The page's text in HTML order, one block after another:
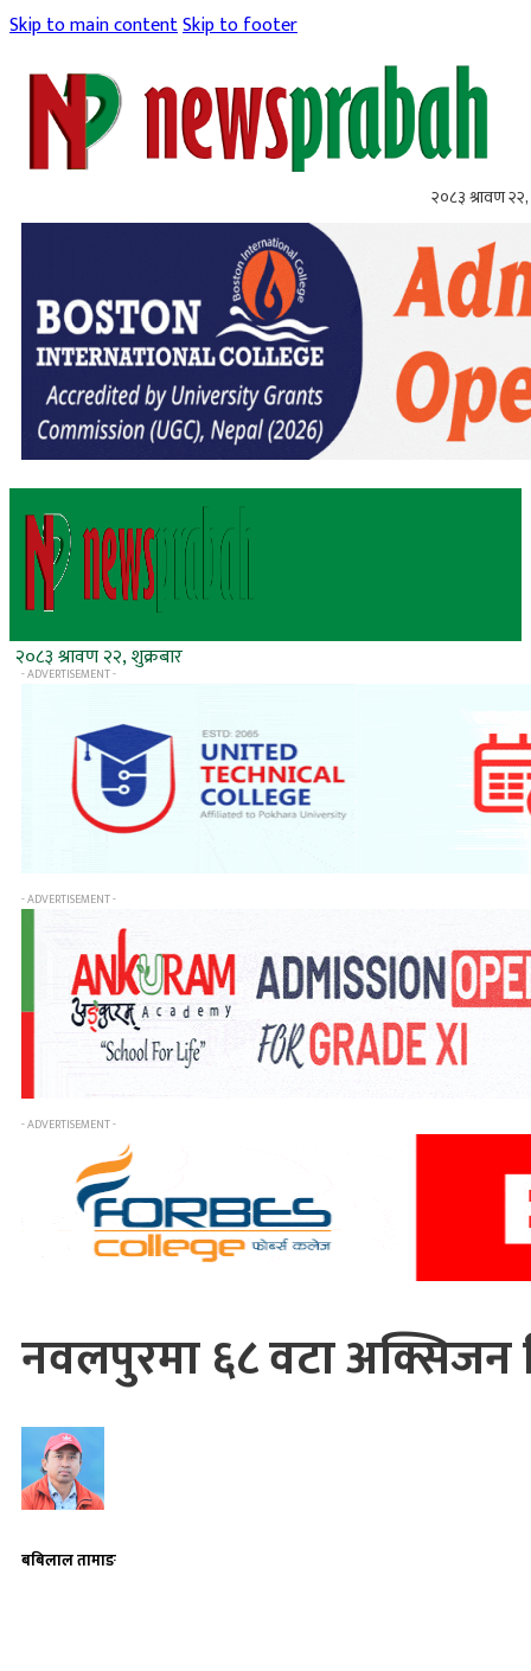
Skip to main contentSkip to footer
२०८३ श्रावण २२,
२०८३ श्रावण २२, शुक्रबार
- ADVERTISEMENT -
- ADVERTISEMENT -
- ADVERTISEMENT -
नवलपुरमा ६८ वटा अक्सिजन
बबिलाल तामाङ